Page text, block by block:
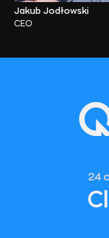
Jakub Jodłowski
CEO